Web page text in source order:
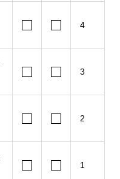
□ □ 4
□ □ 3
□ □ 2
□ □ 1